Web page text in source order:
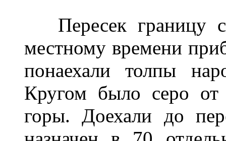
Пересек границу
местному времени
понаехали толпы
Кругом было серо
горы. Доехали до